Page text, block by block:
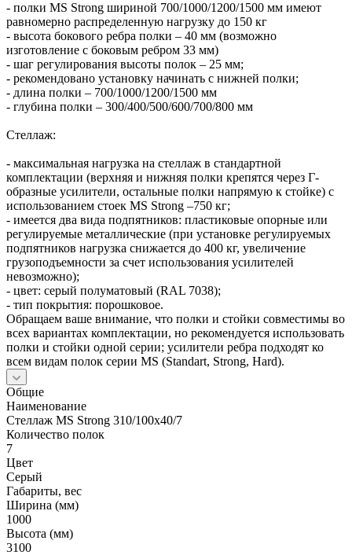
- полки MS Strong шириной 700/1000/1200/1500 мм имеют
равномерно распределенную нагрузку до 150 кг
- высота бокового ребра полки – 40 мм (возможно
изготовление с боковым ребром 33 мм)
- шаг регулирования высоты полок – 25 мм;
- рекомендовано установку начинать с нижней полки;
- длина полки – 700/1000/1200/1500 мм
- глубина полки – 300/400/500/600/700/800 мм
Стеллаж:
- максимальная нагрузка на стеллаж в стандартной
комплектации (верхняя и нижняя полки крепятся через Г-
образные усилители, остальные полки напрямую к стойке) с
использованием стоек MS Strong –750 кг;
- имеется два вида подпятников: пластиковые опорные или
регулируемые металлические (при установке регулируемых
подпятников нагрузка снижается до 400 кг, увеличение
грузоподъемности за счет использования усилителей
невозможно);
- цвет: серый полуматовый (RAL 7038);
- тип покрытия: порошковое.
Обращаем ваше внимание, что полки и стойки совместимы во
всех вариантах комплектации, но рекомендуется использовать
полки и стойки одной серии; усилители ребра подходят ко
всем видам полок серии MS (Standart, Strong, Hard).
Общие
Наименование
Стеллаж MS Strong 310/100х40/7
Количество полок
7
Цвет
Серый
Габариты, вес
Ширина (мм)
1000
Высота (мм)
3100